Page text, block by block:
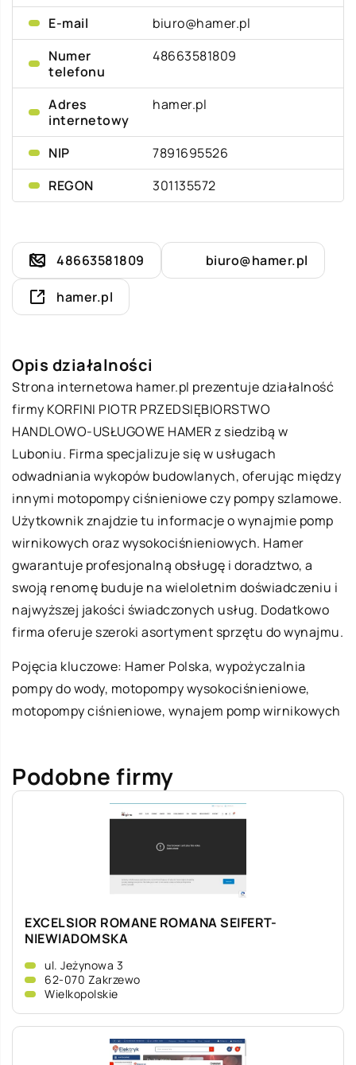
E-mail
biuro@hamer.pl
Numer
telefonu
48663581809
Adres
internetowy
hamer.pl
NIP
7891695526
REGON
301135572
48663581809 biuro@hamer.pl
hamer.pl
Opis działalności
Strona internetowa hamer.pl prezentuje działalność
firmy KORFINI PIOTR PRZEDSIĘBIORSTWO
HANDLOWO-USŁUGOWE HAMER z siedzibą w
Luboniu. Firma specjalizuje się w usługach
odwadniania wykopów budowlanych, oferując między
innymi motopompy ciśnieniowe czy pompy szlamowe.
Użytkownik znajdzie tu informacje o wynajmie pomp
wirnikowych oraz wysokociśnieniowych. Hamer
gwarantuje profesjonalną obsługę i doradztwo, a
swoją renomę buduje na wieloletnim doświadczeniu i
najwyższej jakości świadczonych usług. Dodatkowo
firma oferuje szeroki asortyment sprzętu do wynajmu.
Pojęcia kluczowe: Hamer Polska, wypożyczalnia
pompy do wody, motopompy wysokociśnieniowe,
motopompy ciśnieniowe, wynajem pomp wirnikowych
Podobne firmy
EXCELSIOR ROMANE ROMANA SEIFERT-
NIEWIADOMSKA
ul. Jeżynowa 3
62-070 Zakrzewo
Wielkopolskie